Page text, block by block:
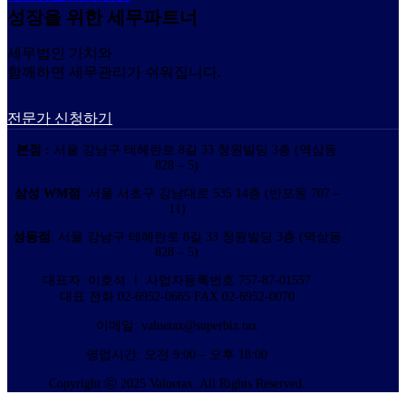
성장을 위한 세무파트너
세무법인 가치와
함께하면 세무관리가 쉬워집니다.
전문가 신청하기
본점 : 서울 강남구 테헤란로 8길 33 청원빌딩 3층 (역삼동
828 – 5)
삼성 WM점 : 서울 서초구 강남대로 535 14층 (반포동 707 –
11)
성동점 : 서울 강남구 테헤란로 8길 33 청원빌딩 3층 (역삼동
828 – 5)
대표자: 이호석 ㅣ 사업자등록번호 757-87-01557
대표 전화 02-6952-0665 FAX 02-6952-0070
이메일: valuetax@superbiz.tax
영업시간: 오전 9:00 – 오후 18:00
Copyright ⓒ 2025 Valuetax. All Rights Reserved.